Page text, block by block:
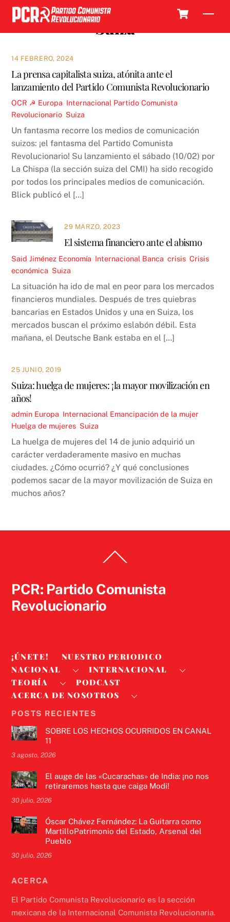
Skip
content
Suiza
14 FEBRERO, 2024
La prensa capitalista suiza, atónita ante el
lanzamiento del Partido Comunista Revolucionario
OCR ☭ Europa Internacional Partido Comunista
Revolucionario Suiza
Un fantasma recorre los medios de comunicación
suizos: ¡el fantasma del Partido Comunista
Revolucionario! Su lanzamiento el sábado (10/02) por
La Chispa (la sección suiza del CMI) ha sido recogido
por todos los principales medios de comunicación.
Blick publicó el […]
29 MARZO, 2023
El sistema financiero ante el abismo
Said Jiménez Economía Internacional Banca ,crisis ,Crisis
económica Suiza
La situación ha ido de mal en peor para los mercados
financieros mundiales. Después de tres quiebras
bancarias en Estados Unidos y una en Suiza, los
mercados buscan el próximo eslabón débil. Esta
mañana, el Deutsche Bank estaba en el […]
25 JUNIO, 2019
Suiza: huelga de mujeres: ¡la mayor movilización en
años!
admin Europa Internacional Emancipación de la mujer,
Huelga de mujeres Suiza
La huelga de mujeres del 14 de junio adquirió un
carácter verdaderamente masivo en muchas
ciudades. ¿Cómo ocurrió? ¿Y qué conclusiones
podemos sacar de la mayor movilización de Suiza en
muchos años?
To
PCR: Partido Comunista
Revolucionario
¡ÚNETE!
NUESTRO PERIODICO
NACIONAL
INTERNACIONAL
TEORÍA
PODCAST
ACERCA DE NOSOTROS
POSTS RECIENTES
SOBRE LOS HECHOS OCURRIDOS EN CANAL
11
3 agosto, 2026
El auge de las «Cucarachas» de India: ¡no nos
retiraremos hasta que caiga Modi!
30 julio, 2026
Óscar Chávez Fernández: La Guitarra como
MartilloPatrimonio del Estado, Arsenal del
Pueblo
30 julio, 2026
ACERCA
El Partido Comunista Revolucionario es la sección
mexicana de la Internacional Comunista Revolucionaria.